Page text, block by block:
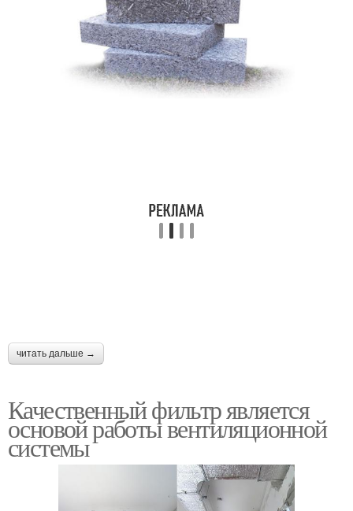
читать дальше →
Качественный фильтр является
основой работы вентиляционной
системы